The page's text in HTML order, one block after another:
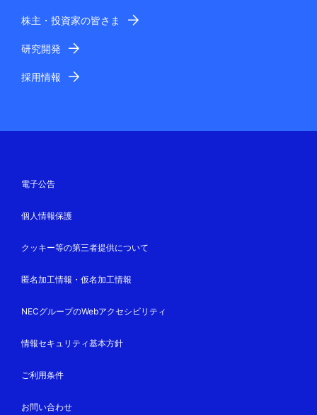
株主・投資家の皆さま
研究開発
採用情報
電子公告
個人情報保護
クッキー等の第三者提供について
匿名加工情報・仮名加工情報
NECグループのWebアクセシビリティ
情報セキュリティ基本方針
ご利用条件
お問い合わせ